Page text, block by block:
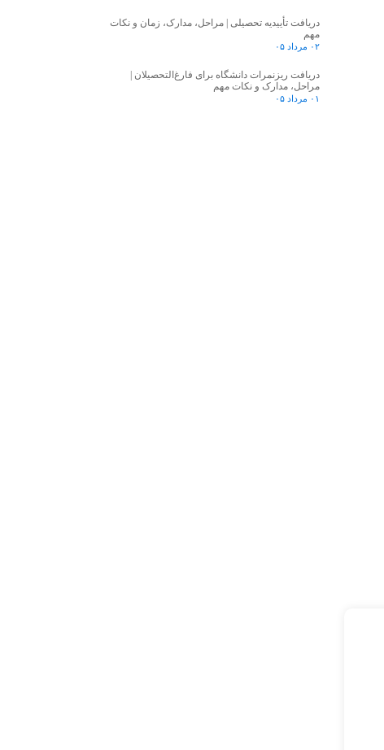
دریافت تأییدیه تحصیلی | مراحل، مدارک، زمان و نکات
مهم
۰۲ مرداد ۰۵
دریافت ریزنمرات دانشگاه برای فارغ‌التحصیلان |
مراحل، مدارک و نکات مهم
۰۱ مرداد ۰۵